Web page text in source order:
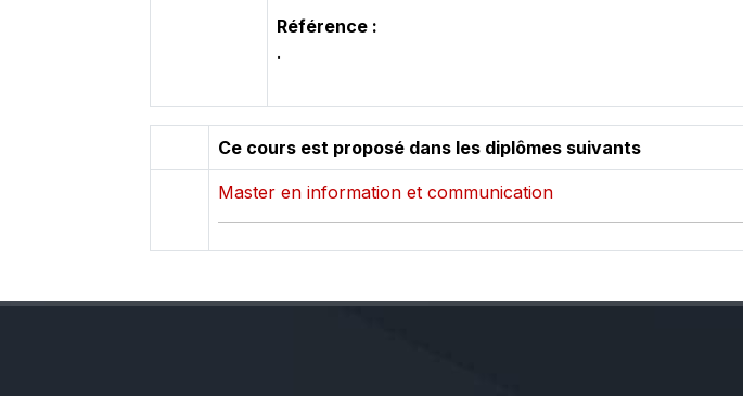
Référence :
.
Ce cours est proposé dans les diplômes suivants
Master en information et communication